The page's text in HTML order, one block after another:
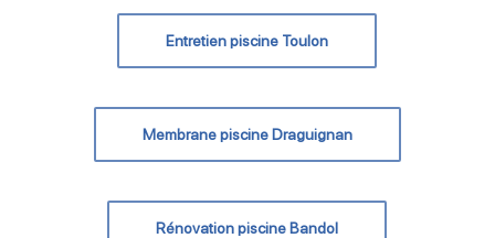
Entretien piscine Toulon
Membrane piscine Draguignan
Rénovation piscine Bandol